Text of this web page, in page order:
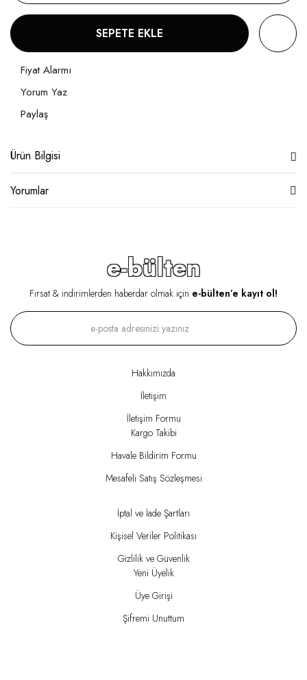
SEPETE EKLE
Fiyat Alarmı
Yorum Yaz
Paylaş
Ürün Bilgisi
Yorumlar
e-bülten
Fırsat & indirimlerden haberdar olmak için e-bülten’e kayıt ol!
Hakkımızda
İletişim
İletişim Formu
Kargo Takibi
Havale Bildirim Formu
Mesafeli Satış Sözleşmesi
İptal ve İade Şartları
Kişisel Veriler Politikası
Gizlilik ve Güvenlik
Yeni Üyelik
Üye Girişi
Şifremi Unuttum